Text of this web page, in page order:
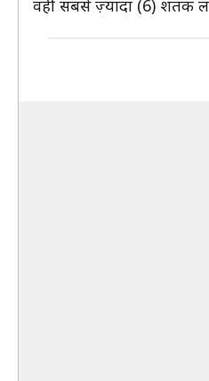
वहीं सबसे ज़्यादा (6) शतक